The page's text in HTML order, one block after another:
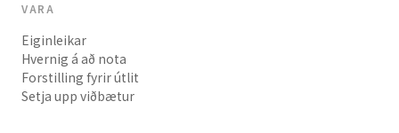
VARA
Eiginleikar
Hvernig á að nota
Forstilling fyrir útlit
Setja upp viðbætur